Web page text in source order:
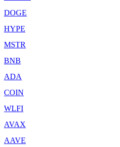
DOGE
HYPE
MSTR
BNB
ADA
COIN
WLFI
AVAX
AAVE